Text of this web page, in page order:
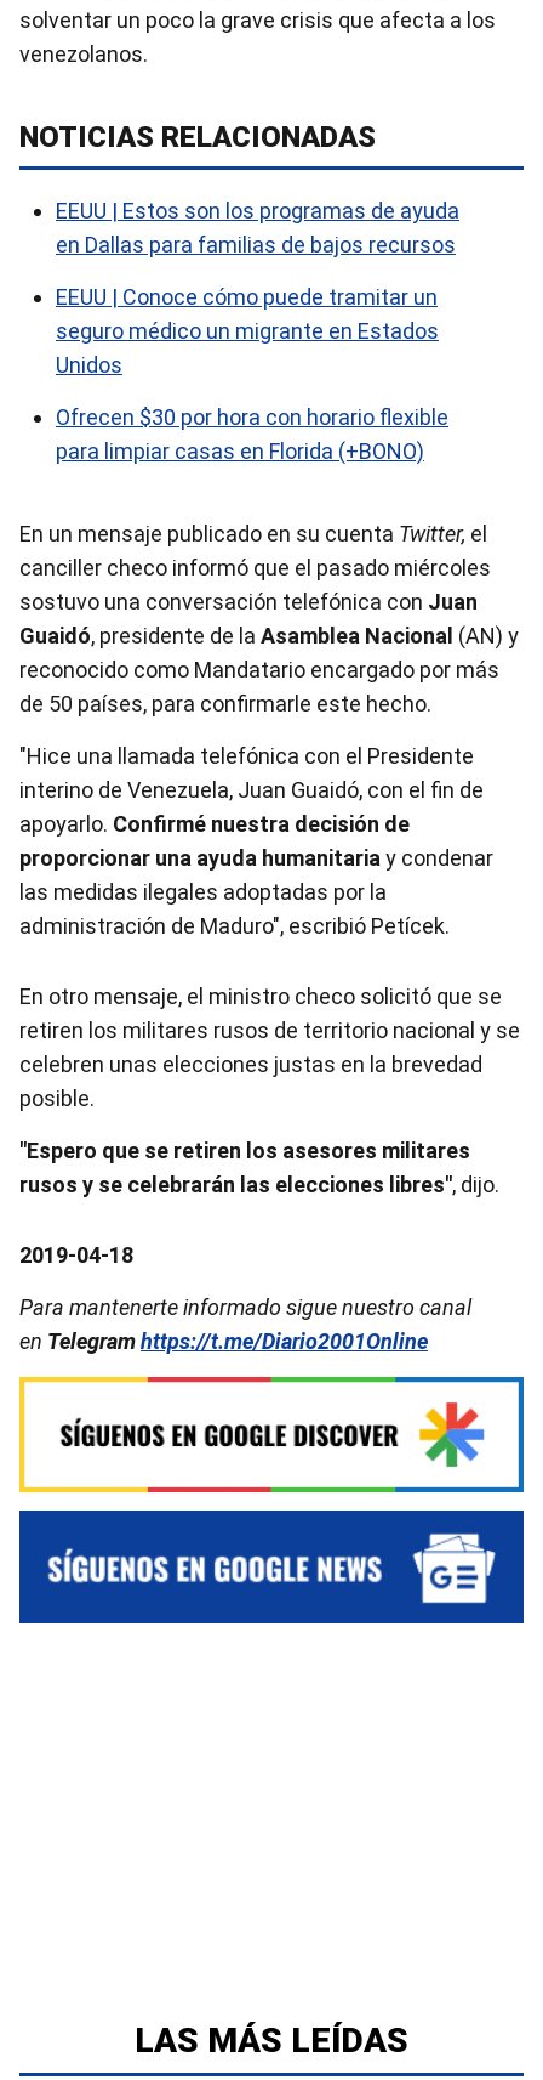
solventar un poco la grave crisis que afecta a los
venezolanos.
NOTICIAS RELACIONADAS
EEUU | Estos son los programas de ayuda
en Dallas para familias de bajos recursos
EEUU | Conoce cómo puede tramitar un
seguro médico un migrante en Estados
Unidos
Ofrecen $30 por hora con horario flexible
para limpiar casas en Florida (+BONO)
En un mensaje publicado en su cuenta Twitter, el
canciller checo informó que el pasado miércoles
sostuvo una conversación telefónica con Juan
Guaidó, presidente de la Asamblea Nacional (AN) y
reconocido como Mandatario encargado por más
de 50 países, para confirmarle este hecho.
"Hice una llamada telefónica con el Presidente
interino de Venezuela, Juan Guaidó, con el fin de
apoyarlo. Confirmé nuestra decisión de
proporcionar una ayuda humanitaria y condenar
las medidas ilegales adoptadas por la
administración de Maduro", escribió Petícek.
En otro mensaje, el ministro checo solicitó que se
retiren los militares rusos de territorio nacional y se
celebren unas elecciones justas en la brevedad
posible.
"Espero que se retiren los asesores militares
rusos y se celebrarán las elecciones libres", dijo.
2019-04-18
Para mantenerte informado sigue nuestro canal
en Telegramhttps://t.me/Diario2001Online
LAS MÁS LEÍDAS